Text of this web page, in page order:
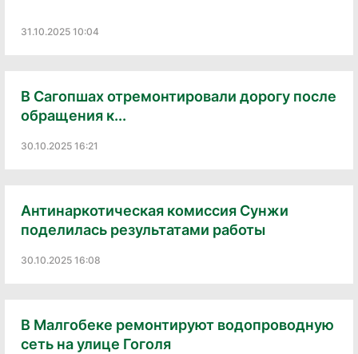
31.10.2025 10:04
В Сагопшах отремонтировали дорогу после
обращения к...
30.10.2025 16:21
Антинаркотическая комиссия Сунжи
поделилась результатами работы
30.10.2025 16:08
В Малгобеке ремонтируют водопроводную
сеть на улице Гоголя